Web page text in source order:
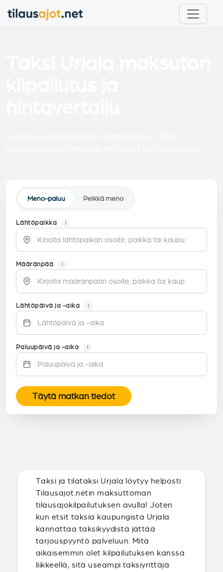
Meno-paluu Pelkkä meno
Lähtöpaikka i
Määränpää i
Lähtöpäivä ja -aika i
Paluupäivä ja -aika i
Täytä matkan tiedot
Taksi ja tilataksi Urjala löytyy helposti
Tilausajot.netin maksuttoman
tilausajokilpailutuksen avulla! Joten
kun etsit taksia kaupungista Urjala
kannattaa taksikyydistä jättää
tarjouspyyntö palveluun. Mitä
aikaisemmin olet kilpailutuksen kanssa
liikkeellä, sitä useampi taksiyrittäjä